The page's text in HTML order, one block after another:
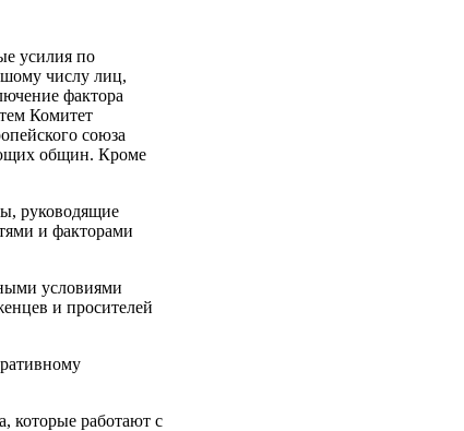
усилия по
числу лиц,
фактора
Комитет
союза
общин. Кроме
руководящие
и факторами
условиями
и просителей
которые работают с